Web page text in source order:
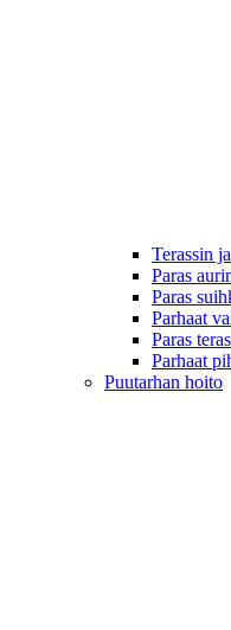
Terassin
Paras
Paras
Parhaat
Paras
Parhaat
Puutarhan hoito